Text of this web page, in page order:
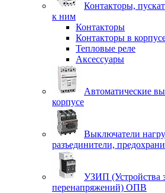
Контакторы,
к ним
Контакторы
Контакторы в
Тепловые реле
Аксессуары
Автоматические
корпусе
Выключатели
разъединители,
УЗИП (Устройства
перенапряжений) ОПВ